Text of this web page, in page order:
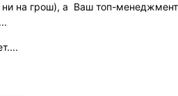
на грош), а Ваш топ-